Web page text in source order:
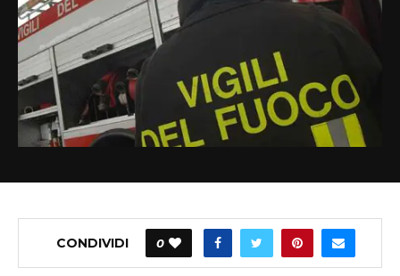
CONDIVIDI 0